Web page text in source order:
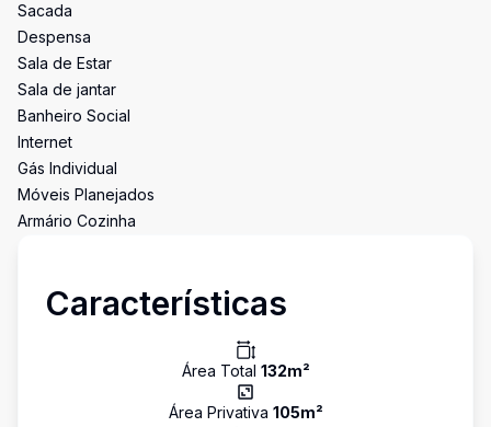
Sacada
Despensa
Sala de Estar
Sala de jantar
Banheiro Social
Internet
Gás Individual
Móveis Planejados
Armário Cozinha
Características
Área Total 132m²
Área Privativa 105m²